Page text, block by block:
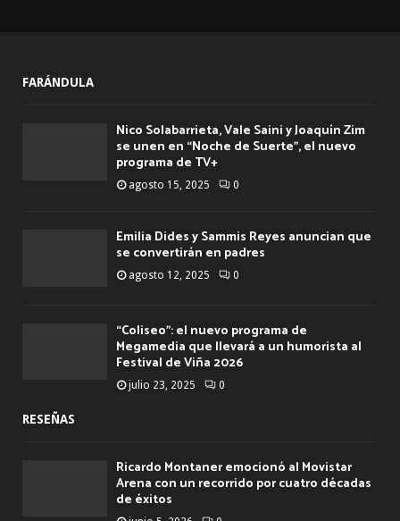
FARÁNDULA
Nico Solabarrieta, Vale Saini y Joaquín Zim
se unen en “Noche de Suerte”, el nuevo
programa de TV+
agosto 15, 2025 0
Emilia Dides y Sammis Reyes anuncian que
se convertirán en padres
agosto 12, 2025 0
“Coliseo”: el nuevo programa de
Megamedia que llevará a un humorista al
Festival de Viña 2026
julio 23, 2025 0
RESEÑAS
Ricardo Montaner emocionó al Movistar
Arena con un recorrido por cuatro décadas
de éxitos